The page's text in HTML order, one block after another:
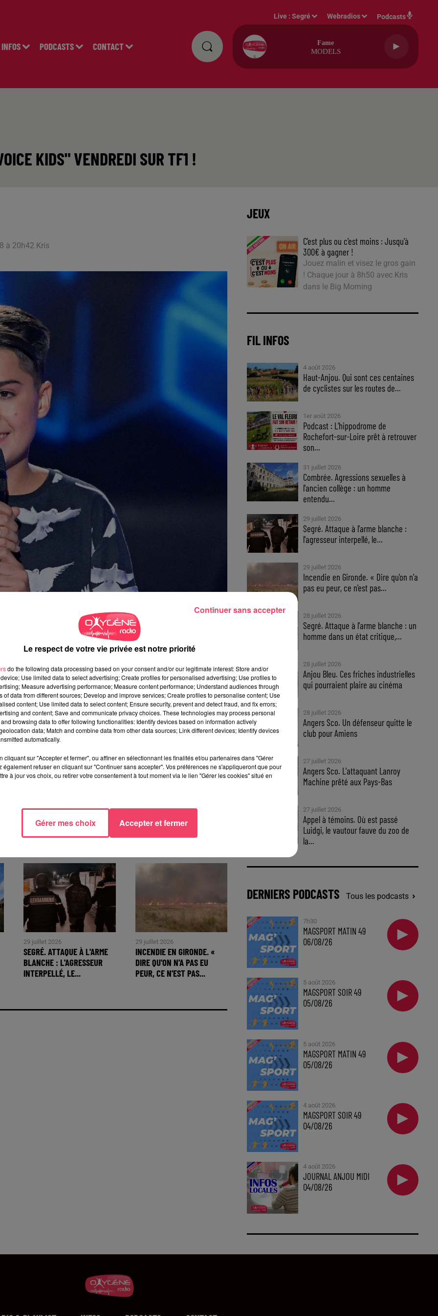
INFOS PODCASTS CONTACT
Live :Segré Webradios Podcasts
Fame
MODELS
KIDS" VENDREDI SUR TF1 !
à 20h42 Kris
S au Lycée Jean-Bodin, il participera aux"auditions à
ce Vendredi.
déjà il avait participé au casting mais n'était pas arrivé jusqu'à
Soutenu par sa famille, il n’a pas baissé les bras et a
,Jeniferet/ouSoprano vont-ils se retourner ?
29 juillet 2026
SEGRÉ. ATTAQUE À L'ARME
BLANCHE : L'AGRESSEUR
INTERPELLÉ, LE...
29 juillet 2026
INCENDIE EN GIRONDE. «
DIRE QU'ON N'A PAS EU
PEUR, CE N'EST PAS...
JEUX
C'est plus ou c'est moins : Jusqu'à
300€ à gagner !
Jouez malin et visez le gros gain
! Chaque jour à 8h50 avec Kris
dans le Big Morning
FIL INFOS
4 août 2026
Haut-Anjou. Qui sont ces centaines
de cyclistes sur les routes de...
1er août 2026
Podcast : L’hippodrome de
Rochefort-sur-Loire prêt à retrouver
son...
31 juillet 2026
Combrée. Agressions sexuelles à
l'ancien collège : un homme
entendu...
29 juillet 2026
Segré. Attaque à l'arme blanche :
l'agresseur interpellé, le...
29 juillet 2026
Incendie en Gironde. « Dire qu'on n'a
pas eu peur, ce n'est pas...
28 juillet 2026
Segré. Attaque à l'arme blanche : un
homme dans un état critique,...
28 juillet 2026
Anjou Bleu. Ces friches industrielles
qui pourraient plaire au cinéma
28 juillet 2026
Angers Sco. Un défenseur quitte le
club pour Amiens
27 juillet 2026
Angers Sco. L'attaquant Lanroy
Machine prêté aux Pays-Bas
27 juillet 2026
Appel à témoins. Où est passé
Luidgi, le vautour fauve du zoo de
la...
DERNIERS PODCASTS Tous les podcasts
7h30
MAGSPORT MATIN 49
06/08/26
5 août 2026
MAGSPORT SOIR 49
05/08/26
5 août 2026
MAGSPORT MATIN 49
05/08/26
4 août 2026
MAGSPORT SOIR 49
04/08/26
4 août 2026
JOURNAL ANJOU MIDI
04/08/26
Le respect de votre vie privée est notre priorité
do the following data processing based on your consent and/or our legitimate interest: Store and/or
Use limited data to select advertising; Create profiles for personalised advertising; Use profiles to
Measure advertising performance; Measure content performance; Understand audiences through
of data from different sources; Develop and improve services; Create profiles to personalise content; Use
content; Use limited data to select content; Ensure security, prevent and detect fraud, and fix errors;
and content; Save and communicate privacy choices. These technologies may process personal
browsing data to offer following functionalities: Identify devices based on information actively
data; Match and combine data from other data sources; Link different devices; Identify devices
automatically.
cliquant sur "Accepter et fermer", ou affiner en sélectionnant les finalités et/ou partenaires dans "Gérer
également refuser en cliquant sur "Continuer sans accepter". Vos préférences ne s'appliqueront que pour
à jour vos choix, ou retirer votre consentement à tout moment via le lien "Gérer les cookies" situé en
Gérer mes choix Accepter et fermer
Continuer sans accepter